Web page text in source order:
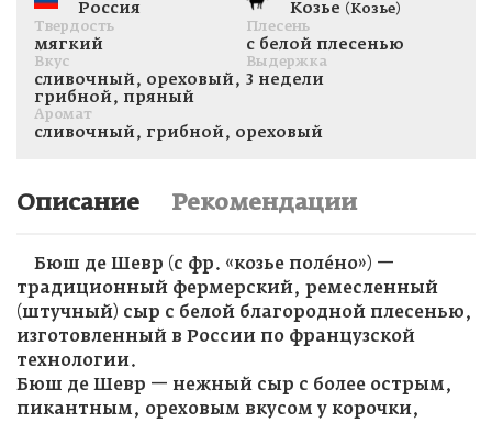
Россия Козье (Козье)
Твердость
мягкий
Плесень
с белой плесенью
Вкус
сливочный, ореховый,
грибной, пряный
Выдержка
3 недели
Аромат
сливочный, грибной, ореховый
Описание Рекомендации
Бюш де Шевр (с фр. «козье полéно») —
традиционный фермерский, ремесленный
(штучный) сыр с белой благородной плесенью,
изготовленный в России по французской
технологии.
Бюш де Шевр — нежный сыр с более острым,
пикантным, ореховым вкусом у корочки,